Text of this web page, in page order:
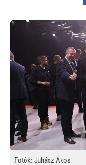
Kép
Fotók: Juhász Ákos